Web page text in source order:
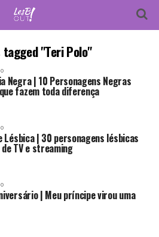
"Teri Polo"
Negra | 10 Personagens Negras
que fazem toda diferença
Lésbica | 30 personagens lésbicas
TV e streaming
| Meu príncipe virou uma